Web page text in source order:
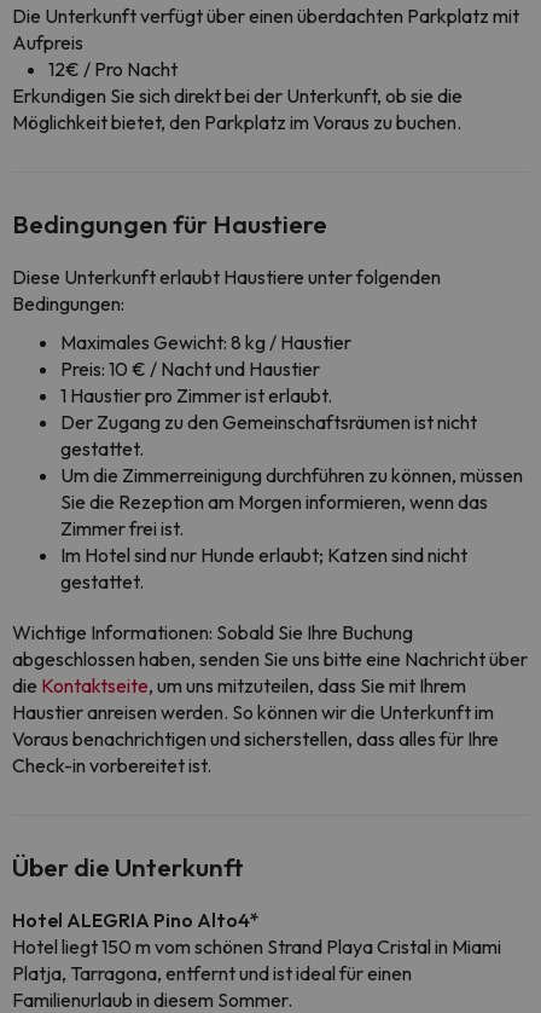
Die Unterkunft verfügt über einen überdachten Parkplatz mit
Aufpreis
12€ / Pro Nacht
Erkundigen Sie sich direkt bei der Unterkunft, ob sie die
Möglichkeit bietet, den Parkplatz im Voraus zu buchen.
Bedingungen für Haustiere
Diese Unterkunft erlaubt Haustiere unter folgenden
Bedingungen:
Maximales Gewicht: 8 kg / Haustier
Preis: 10 € / Nacht und Haustier
1 Haustier pro Zimmer ist erlaubt.
Der Zugang zu den Gemeinschaftsräumen ist nicht
gestattet.
Um die Zimmerreinigung durchführen zu können, müssen
Sie die Rezeption am Morgen informieren, wenn das
Zimmer frei ist.
Im Hotel sind nur Hunde erlaubt; Katzen sind nicht
gestattet.
Wichtige Informationen: Sobald Sie Ihre Buchung
abgeschlossen haben, senden Sie uns bitte eine Nachricht über
die Kontaktseite, um uns mitzuteilen, dass Sie mit Ihrem
Haustier anreisen werden. So können wir die Unterkunft im
Voraus benachrichtigen und sicherstellen, dass alles für Ihre
Check-in vorbereitet ist.
Über die Unterkunft
Hotel ALEGRIA Pino Alto4*
Hotel liegt 150 m vom schönen Strand Playa Cristal in Miami
Platja, Tarragona, entfernt und ist ideal für einen
Familienurlaub in diesem Sommer.